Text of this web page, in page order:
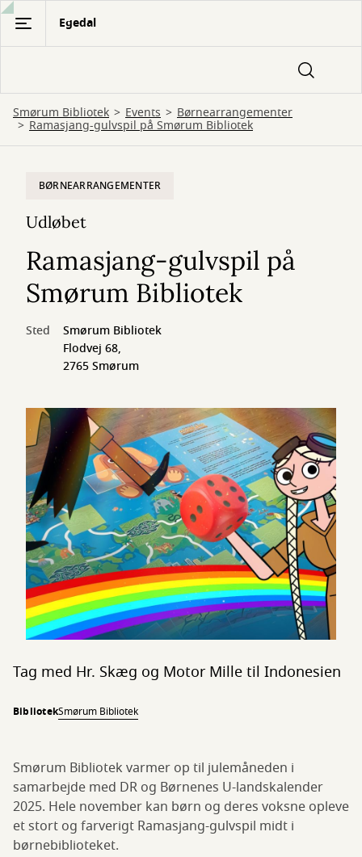
Gå
hovedindhold
Egedal
Smørum Bibliotek Events Børnearrangementer
Ramasjang-gulvspil på Smørum Bibliotek
BØRNEARRANGEMENTER
Udløbet
Ramasjang-gulvspil på
Smørum Bibliotek
Sted
Smørum Bibliotek
Flodvej 68,
2765 Smørum
Tag med Hr. Skæg og Motor Mille til Indonesien
BibliotekSmørum Bibliotek
Smørum Bibliotek varmer op til julemåneden i
samarbejde med DR og Børnenes U-landskalender
2025. Hele november kan børn og deres voksne opleve
et stort og farverigt Ramasjang-gulvspil midt i
børnebiblioteket.